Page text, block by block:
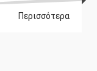
Περισσότερα